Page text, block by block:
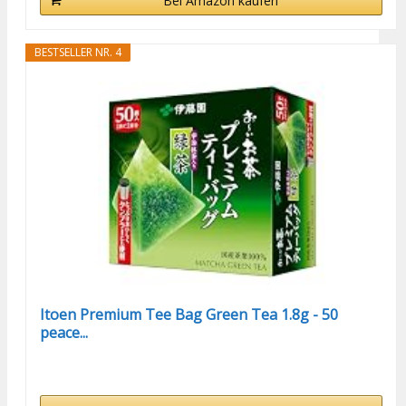
BESTSELLER NR. 4
Itoen Premium Tee Bag Green Tea 1.8g - 50
peace...